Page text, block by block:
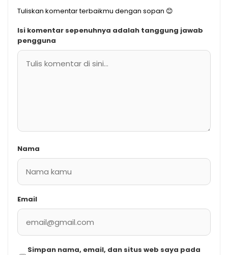
Tuliskan komentar terbaikmu dengan sopan 😊
Isi komentar sepenuhnya adalah tanggung jawab
pengguna
Nama
Email
Simpan nama, email, dan situs web saya pada